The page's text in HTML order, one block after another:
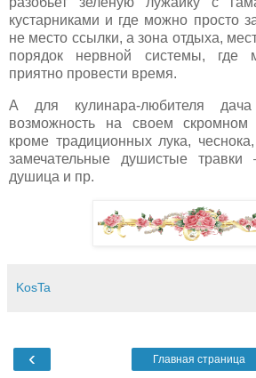
кустарниками и где можно просто
не место ссылки, а зона отдыха,
поря­док нервной системы, где
приятно провести время.
А для кулинара-любителя
возможность на своем скромном
кроме традиционных лука,
замечательные ду­шистые травки
душица и пр.
KosTa
‹ Главная страница